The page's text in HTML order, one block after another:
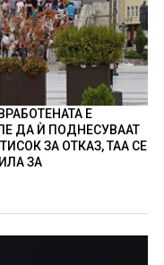
Е
ДА Ѝ ПОДНЕСУВААТ
ЗА ОТКАЗ, ТАА СЕ
ЗА